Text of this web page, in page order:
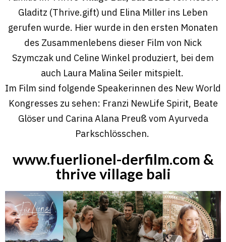
Gladitz (Thrive.gift) und Elina Miller ins Leben
gerufen wurde. Hier wurde in den ersten Monaten
des Zusammenlebens dieser Film von Nick
Szymczak und Celine Winkel produziert, bei dem
auch Laura Malina Seiler mitspielt.
Im Film sind folgende Speakerinnen des New World
Kongresses zu sehen: Franzi NewLife Spirit, Beate
Glöser und Carina Alana Preuß vom Ayurveda
Parkschlösschen.
www.fuerlionel-derfilm.com &
thrive village bali